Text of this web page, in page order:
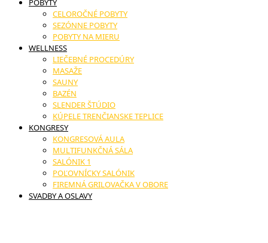
POBYTY
CELOROČNÉ POBYTY
SEZÓNNE POBYTY
POBYTY NA MIERU
WELLNESS
LIEČEBNÉ PROCEDÚRY
MASAŽE
SAUNY
BAZÉN
SLENDER ŠTÚDIO
KÚPELE TRENČIANSKE TEPLICE
KONGRESY
KONGRESOVÁ AULA
MULTIFUNKČNÁ SÁLA
SALÓNIK 1
POĽOVNÍCKY SALÓNIK
FIREMNÁ GRILOVAČKA V OBORE
SVADBY A OSLAVY